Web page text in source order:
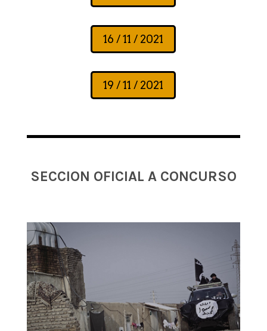
16 / 11 / 2021
19 / 11 / 2021
SECCION OFICIAL A CONCURSO